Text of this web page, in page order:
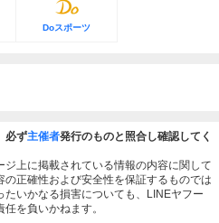
Doスポーツ
必ず主催者発行のものと照合し確認してく
上に掲載されている情報の内容に関して
正確性および安全性を保証するものでは
いかなる損害についても、LINEヤフー
を負いかねます。